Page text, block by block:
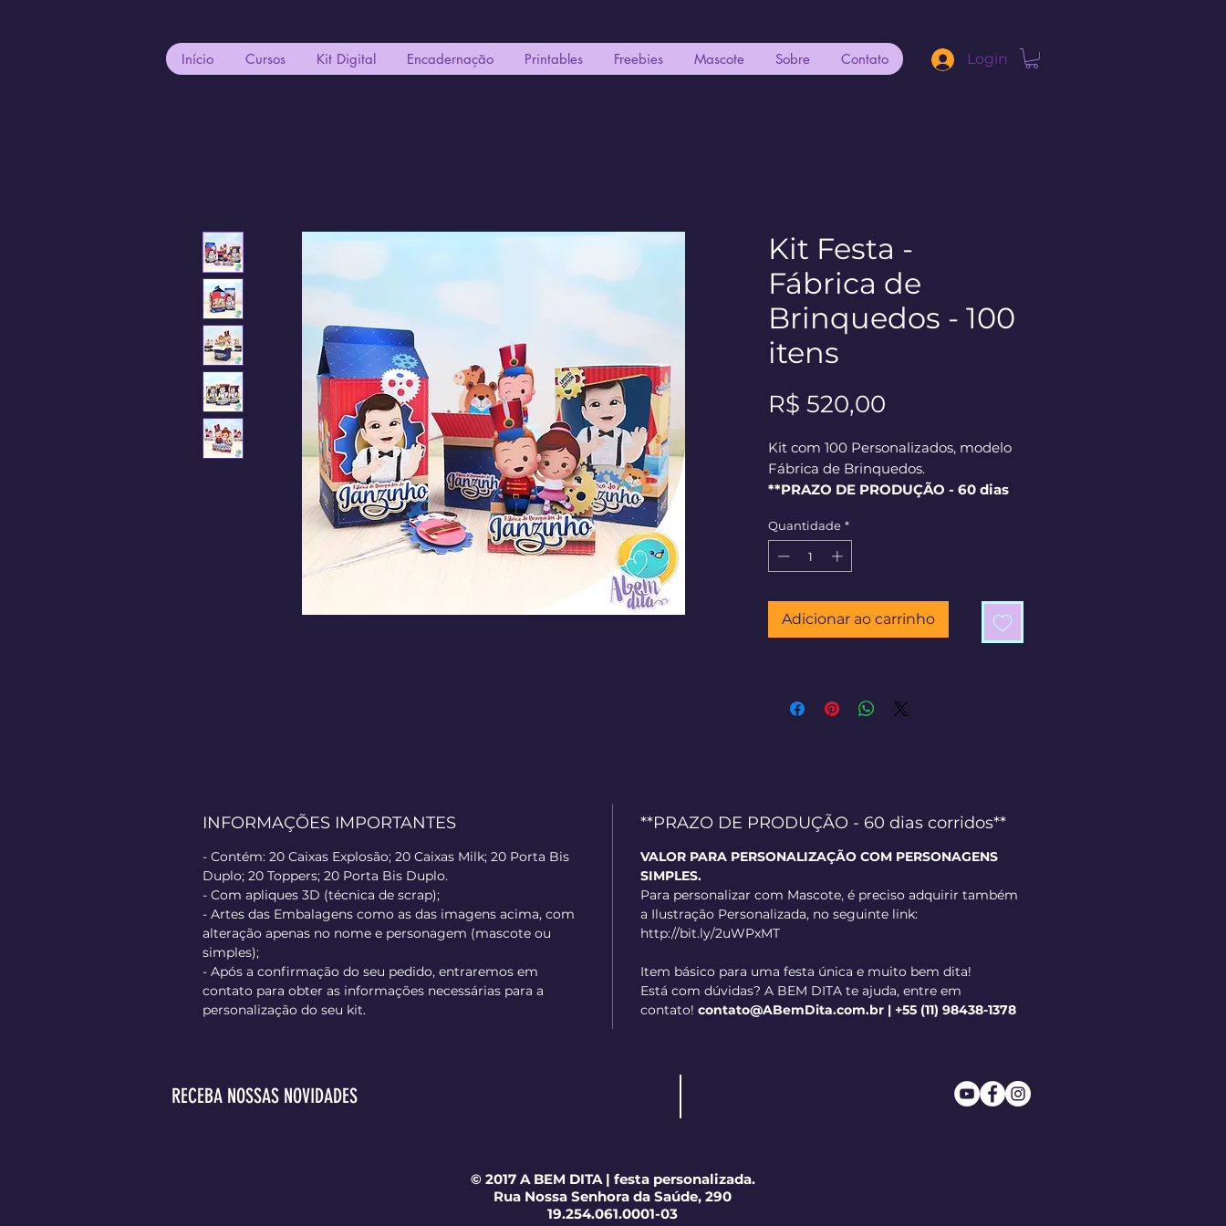
Início Cursos Kit Digital Encadernação Printables Freebies Mascote Sobre Contato Login
Kit Festa -
Fábrica de
Brinquedos - 100
itens
R$ 520,00
Kit com 100 Personalizados, modelo
Fábrica de Brinquedos.
**PRAZO DE PRODUÇÃO - 60 dias
Quantidade *
Adicionar ao carrinho
INFORMAÇÕES IMPORTANTES
- Contém: 20 Caixas Explosão; 20 Caixas Milk; 20 Porta Bis
Duplo; 20 Toppers; 20 Porta Bis Duplo.
- Com apliques 3D (técnica de scrap);
- Artes das Embalagens como as das imagens acima, com
alteração apenas no nome e personagem (mascote ou
simples);
- Após a confirmação do seu pedido, entraremos em
contato para obter as informações necessárias para a
personalização do seu kit.
**PRAZO DE PRODUÇÃO - 60 dias corridos**
VALOR PARA PERSONALIZAÇÃO COM PERSONAGENS
SIMPLES.
Para personalizar com Mascote, é preciso adquirir também
a Ilustração Personalizada, no seguinte link:
http://bit.ly/2uWPxMT
Item básico para uma festa única e muito bem dita!
Está com dúvidas? A BEM DITA te ajuda, entre em
contato! contato@ABemDita.com.br | +55 (11) 98438-1378
RECEBA NOSSAS NOVIDADES
© 2017 A BEM DITA | festa personalizada.
Rua Nossa Senhora da Saúde, 290
19.254.061.0001-03